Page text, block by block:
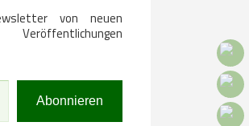
von neuen
Abonnieren